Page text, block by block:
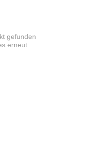
gefunden
erneut.